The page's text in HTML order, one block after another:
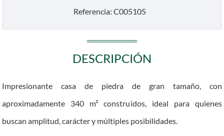
Referencia: C005105
DESCRIPCIÓN
Impresionante casa de piedra de gran tamaño, con
aproximadamente 340 m² construidos, ideal para quienes
buscan amplitud, carácter y múltiples posibilidades.